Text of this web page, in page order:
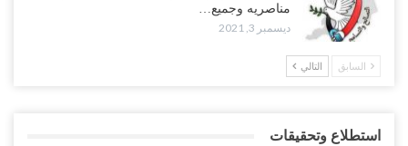
مناصريه وجميع…
ديسمبر 3, 2021
السابق التالي
استطلاع وتحقيقات